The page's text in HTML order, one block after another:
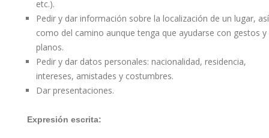
etc.).
Pedir y dar información sobre la localización de un lugar, así
como del camino aunque tenga que ayudarse con gestos y
planos.
Pedir y dar datos personales: nacionalidad, residencia,
intereses, amistades y costumbres.
Dar presentaciones.
Expresión escrita: